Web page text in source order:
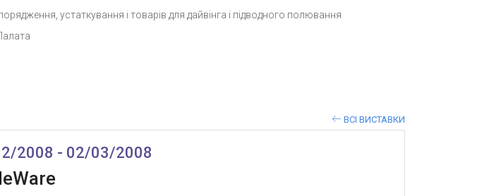
устаткування і товарів для дайвінга і підводного полювання
ВСІ ВИСТАВКИ
2008 - 02/03/2008